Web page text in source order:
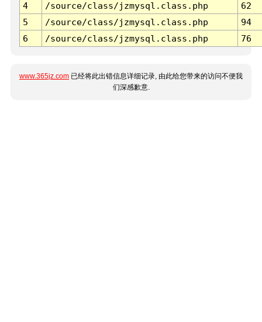
4
/source/class/jzmysql.class.php
62
5
/source/class/jzmysql.class.php
94
6
/source/class/jzmysql.class.php 76
www.365jz.com 已经将此出错信息详细记录, 由此给您带来的访问不便我
们深感歉意.